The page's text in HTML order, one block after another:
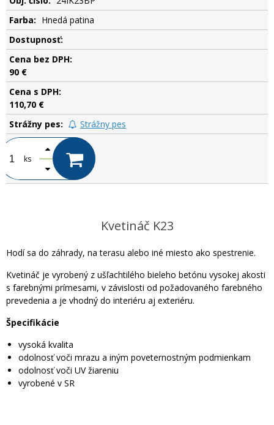
Hnedá patina
90 €
110,70 €
Strážny pes
ks
Kvetináč K23
Hodí sa do záhrady, na terasu alebo iné miesto ako spestrenie.
Kvetináč je vyrobený z ušľachtilého bieleho betónu vysokej akosti
s farebnými prímesami, v závislosti od požadovaného farebného
prevedenia a je vhodný do interiéru aj exteriéru.
Špecifikácie
vysoká kvalita
odolnosť voči mrazu a iným poveternostným podmienkam
odolnosť voči UV žiareniu
vyrobené v SR